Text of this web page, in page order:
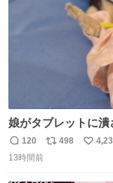
娘がタブレットに
けは娘の波長を感じ
たらしい。 急いで
返
信
120
リ
498
い
13時間前